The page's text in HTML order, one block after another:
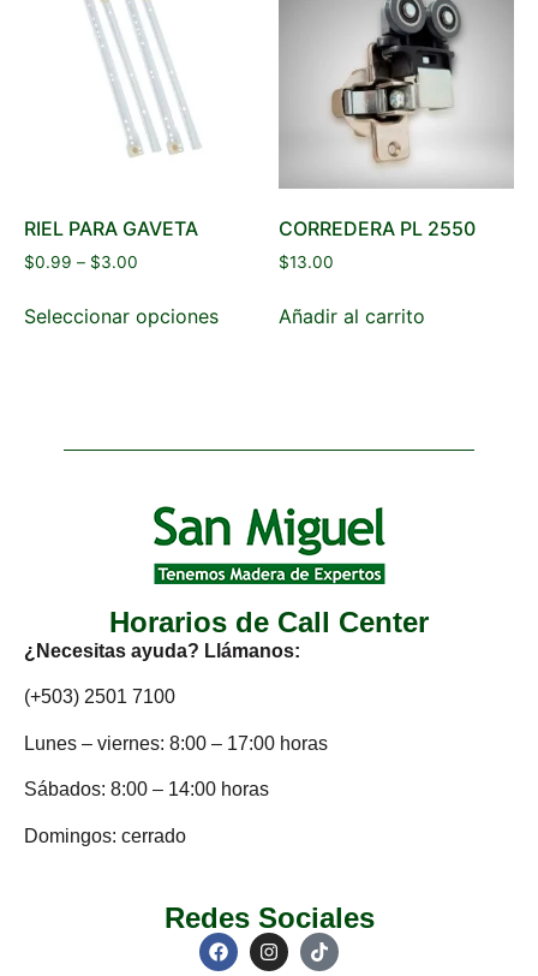
RIEL PARA GAVETA
$0.99 – $3.00
Seleccionar opciones
CORREDERA PL 2550
$13.00
Añadir al carrito
Horarios de Call Center
¿Necesitas ayuda? Llámanos:
(+503) 2501 7100
Lunes – viernes: 8:00 – 17:00 horas
Sábados: 8:00 – 14:00 horas
Domingos: cerrado
Redes Sociales